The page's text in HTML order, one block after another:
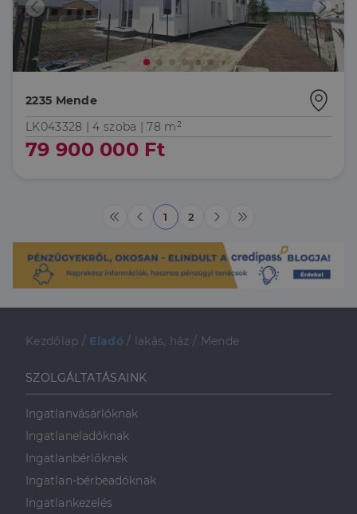
2235 Mende
LK043328 |4 szoba | 78 m²
79 900 000 Ft
1 2
Kezdőlap / Eladó/ lakás, ház / Mende
SZOLGÁLTATÁSAINK
Ingatlanvásárlóknak
Ingatlaneladóknak
Ingatlanbérlőknek
Ingatlan-bérbeadóknak
Ingatlankezelés
amelyet a
végfelhasználó
láthatott,
mielőtt
meglátogatta
weboldalt.